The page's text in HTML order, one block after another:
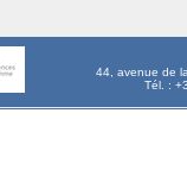
44, avenue de
Tél. :